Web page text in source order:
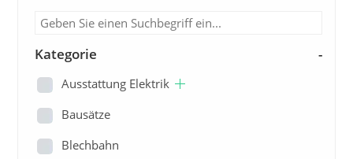
Kategorie -
Ausstattung Elektrik
Bausätze
Blechbahn